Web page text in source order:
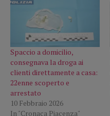
Spaccio a domicilio,
consegnava la droga ai
clienti direttamente a casa:
22enne scoperto e
arrestato
10 Febbraio 2026
In "Cronaca Piacenza"